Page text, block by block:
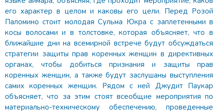
его характер в целом и каковы его цели. Перед Розой
Паломино стоит молодая Сульма Юкра с заплетенными в
косы волосами и в толстовке, которая объясняет, что в
ближайшие дни на всемирной встрече будут обсуждаться
стратегии защиты прав коренных женщин в директивных
органах, чтобы добиться признания и защиты прав
коренных женщин, а также будут заслушаны выступления
самих коренных женщин. Рядом с ней Джудит Паукар
объясняет, что за этим стоят всеобщие мероприятия по
материально-техническому обеспечению, проведенные